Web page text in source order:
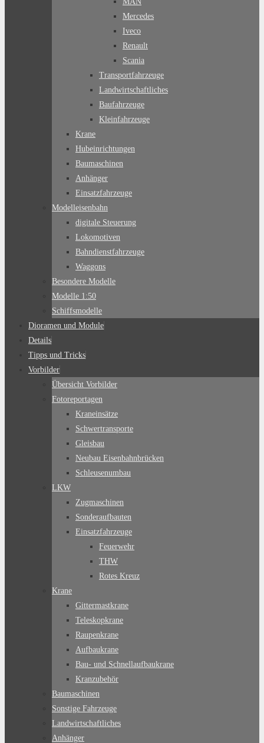
Mercedes
Iveco
Renault
Scania
Transportfahrzeuge
Landwirtschaftliches
Baufahrzeuge
Kleinfahrzeuge
Krane
Hubeinrichtungen
Baumaschinen
Anhänger
Einsatzfahrzeuge
Modelleisenbahn
digitale Steuerung
Lokomotiven
Bahndienstfahrzeuge
Waggons
Besondere Modelle
Modelle 1:50
Schiffsmodelle
Dioramen und Module
Details
Tipps und Tricks
Vorbilder
Übersicht Vorbilder
Fotoreportagen
Kraneinsätze
Schwertransporte
Gleisbau
Neubau Eisenbahnbrücken
Schleusenumbau
LKW
Zugmaschinen
Sonderaufbauten
Einsatzfahrzeuge
Feuerwehr
THW
Rotes Kreuz
Krane
Gittermastkrane
Teleskopkrane
Raupenkrane
Aufbaukrane
Bau- und Schnellaufbaukrane
Kranzubehör
Baumaschinen
Sonstige Fahrzeuge
Landwirtschaftliches
Anhänger